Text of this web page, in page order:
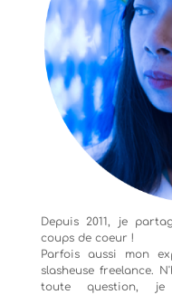
Depuis 2011, je
coups de coeur !
Parfois aussi mon
slasheuse freelance.
toute question, je